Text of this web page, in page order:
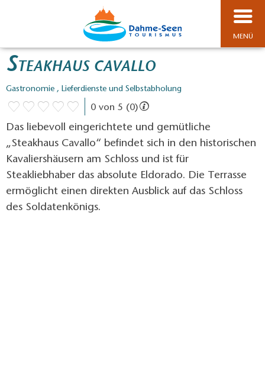
MENÜ
STEAKHAUS CAVALLO
Gastronomie , Lieferdienste und Selbstabholung
0 von 5 (0)
Das liebevoll eingerichtete und gemütliche
„Steakhaus Cavallo“ befindet sich in den historischen
Kavaliershäusern am Schloss und ist für
Steakliebhaber das absolute Eldorado. Die Terrasse
ermöglicht einen direkten Ausblick auf das Schloss
des Soldatenkönigs.